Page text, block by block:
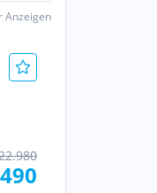
Anzeigen